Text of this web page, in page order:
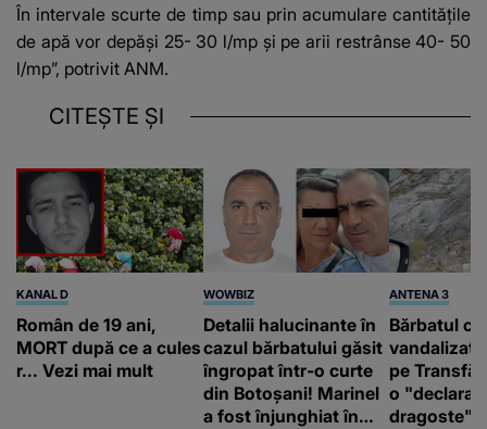
În intervale scurte de timp sau prin acumulare cantităţile
de apă vor depăşi 25- 30 l/mp şi pe arii restrânse 40- 50
l/mp”, potrivit ANM.
CITEȘTE ȘI
KANAL D
Român de 19 ani,
MORT după ce a cules
r... Vezi mai mult
WOWBIZ
Detalii halucinante în
cazul bărbatului găsit
îngropat într-o curte
din Botoșani! Marinel
a fost înjunghiat în
ANTENA 3
Bărbatul
vandalizat
pe
o
dragoste"